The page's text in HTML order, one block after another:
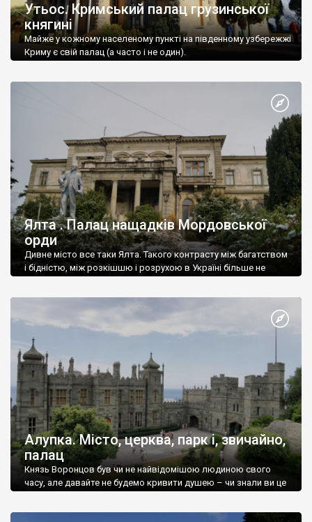
Утьос. Кримський палац грузинської
княгині
Майже у кожному населеному пункті на південному узбережжі
Криму є свій палац (а часто і не один).
Ялта . Палац нащадків Мордовської
орди
Дивне місто все таки Ялта. Такого контрасту між багатством
і бідністю, між розкішшю і розрухою в Україні більше не
Алупка. Місто, церква, парк і, звичайно,
палац
Князь Воронцов був чи не найвідомішою людиною свого
часу, але давайте не будемо кривити душею – чи знали ви це